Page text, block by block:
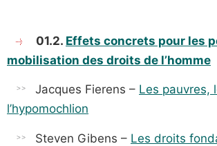
01.2. Effets concrets pour les
mobilisation des droits de l’homme
Jacques Fierens – Les pauvres,
l’hypomochlion
Steven Gibens – Les droits